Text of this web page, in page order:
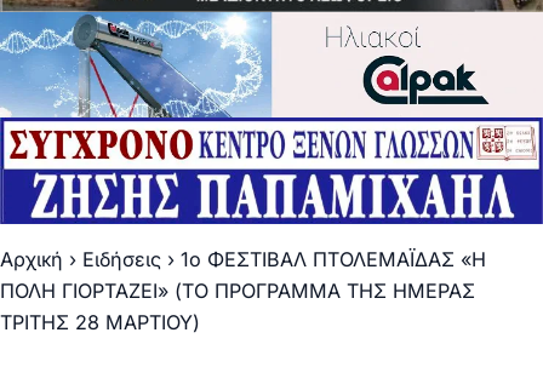
Αρχική › Ειδήσεις › 1o ΦΕΣΤΙΒΑΛ ΠΤΟΛΕΜΑΪΔΑΣ «Η
ΠΟΛΗ ΓΙΟΡΤΑΖΕΙ» (ΤΟ ΠΡΟΓΡΑΜΜΑ ΤΗΣ ΗΜΕΡΑΣ
ΤΡΙΤΗΣ 28 ΜΑΡΤΙΟΥ)